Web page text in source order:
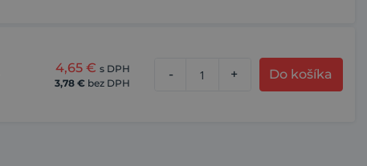
4,65 € s DPH
3,78 € bez DPH
- + Do košíka